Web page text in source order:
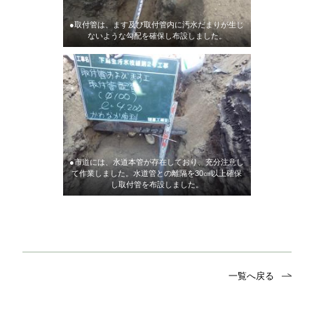
●取付管は、ます及び取付管内に汚水だまりが生じ
ないような勾配を確保し布設しました。
●市道には、水道本管が存在しており、充分注意し
て作業しました。水道管との離隔を30㎝以上確保
し取付管を布設しました。
一覧へ戻る